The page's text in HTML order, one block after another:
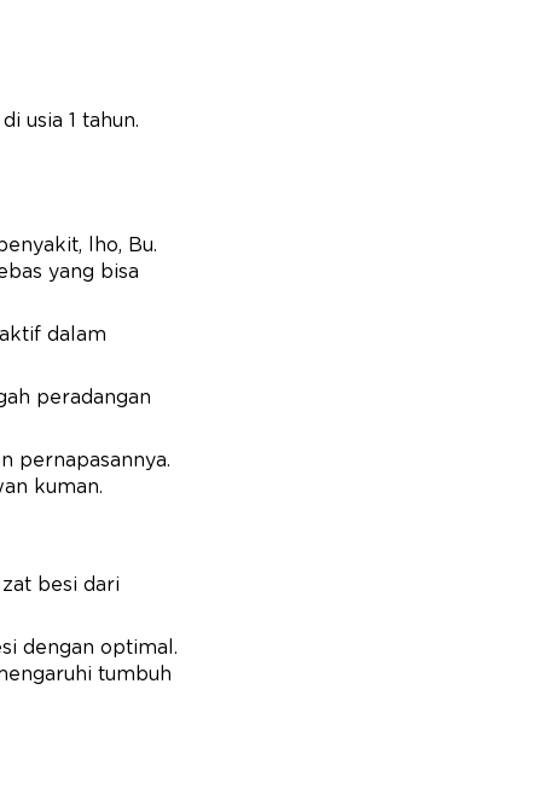
usia 1 tahun.
lho, Bu.
yang bisa
dalam
peradangan
pernapasannya.
kuman.
besi dari
dengan optimal.
tumbuh